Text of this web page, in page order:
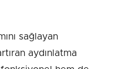
sağlayan
aydınlatma